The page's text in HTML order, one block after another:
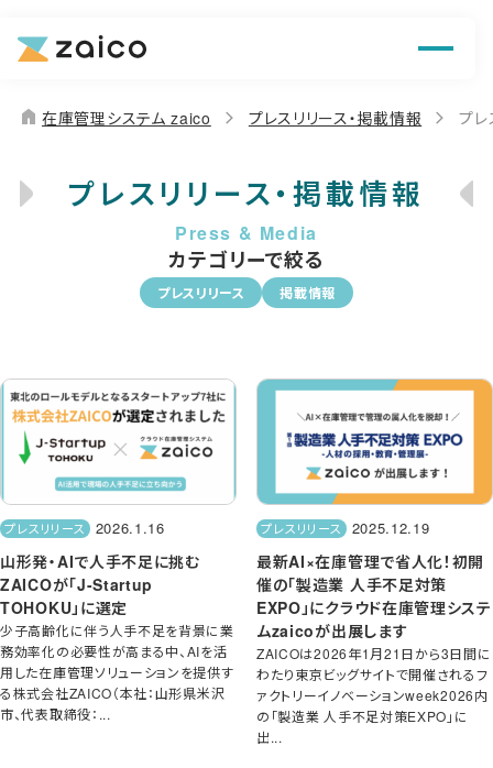
機能
home 在庫管理システム zaico プレスリリース・掲載情報 プレ
プレスリリース・掲載情報
カテゴリーで絞る
プレスリリース 掲載情報
プレスリリース 2026.1.16
山形発・AIで人手不足に挑む
ZAICOが「J-Startup
TOHOKU」に選定
少子高齢化に伴う人手不足を背景に業
務効率化の必要性が高まる中、AIを活
用した在庫管理ソリューションを提供す
る株式会社ZAICO（本社：山形県米沢
市、代表取締役：...
プレスリリース 2025.12.19
最新AI×在庫管理で省人化！初開
催の「製造業 人手不足対策
EXPO」にクラウド在庫管理システ
ムzaicoが出展します
ZAICOは2026年1月21日から3日間に
わたり東京ビッグサイトで開催されるフ
ァクトリーイノベーションweek2026内
の「製造業 人手不足対策EXPO」に
出...